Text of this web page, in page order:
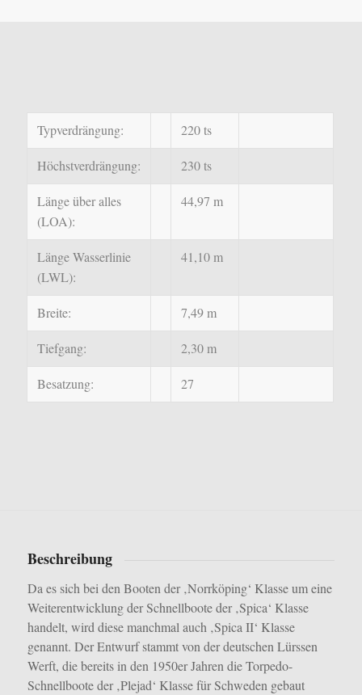
Typverdrängung: 220 ts
Höchstverdrängung: 230 ts
Länge über alles
(LOA):
44,97 m
LängeWasserlinie
(LWL):
41,10 m
Breite: 7,49 m
Tiefgang: 2,30 m
Besatzung: 27
Beschreibung
Da es sich bei den Booten der ‚Norrköping‘ Klasse um eine
Weiterentwicklung der Schnellboote der ‚Spica‘ Klasse
handelt, wird diese manchmal auch ‚Spica II‘ Klasse
genannt. Der Entwurf stammt von der deutschen Lürssen
Werft, die bereits in den 1950er Jahren die Torpedo-
Schnellboote der ‚Plejad‘ Klasse für Schweden gebaut